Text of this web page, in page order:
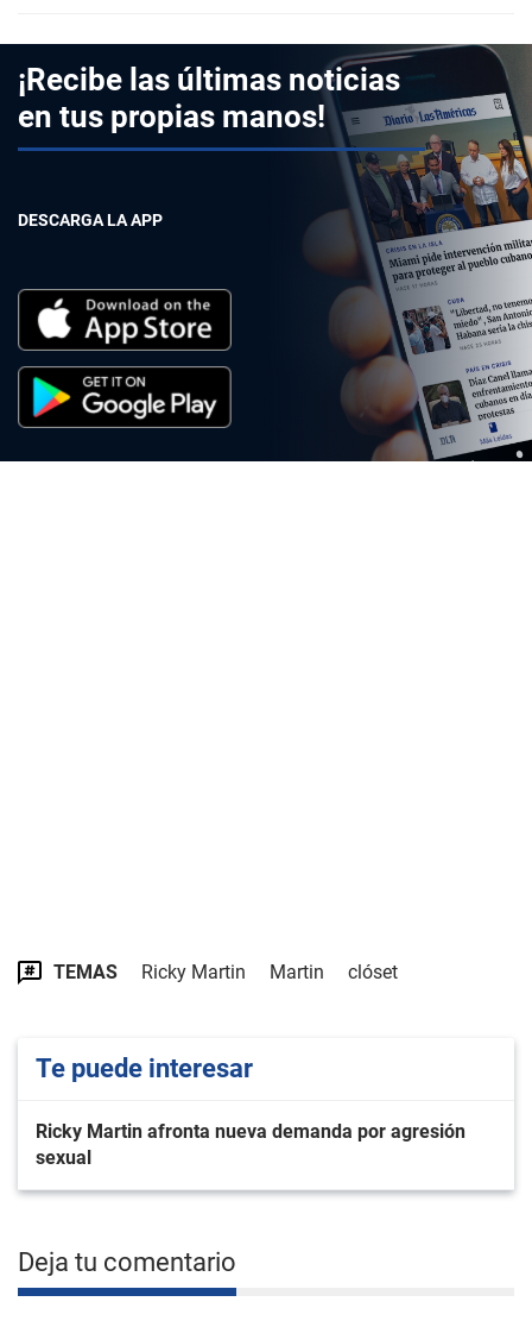
¡Recibe las últimas noticias
en tus propias manos!
DESCARGA LA APP
TEMAS Ricky Martin Martin clóset
Te puede interesar
Ricky Martin afronta nueva demanda por agresión
sexual
Deja tu comentario